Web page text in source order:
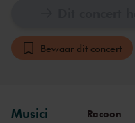
Bewaar dit concert
Musici
Racoon